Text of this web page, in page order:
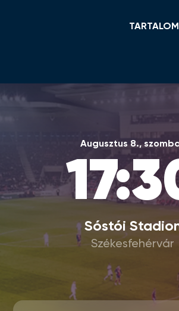
TARTALOM
Augusztus 8.,
Sóstói
Székesfehérvár